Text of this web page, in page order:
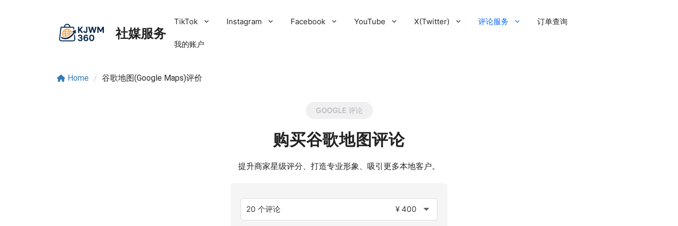
社媒服务
TikTok Instagram Facebook YouTube X(Twitter) 评论服务 订单查询
我的账户
Home / 谷歌地图(Google Maps)评价
GOOGLE 评论
购买谷歌地图评论
提升商家星级评分、打造专业形象、吸引更多本地客户。
20 个评论 ¥ 400